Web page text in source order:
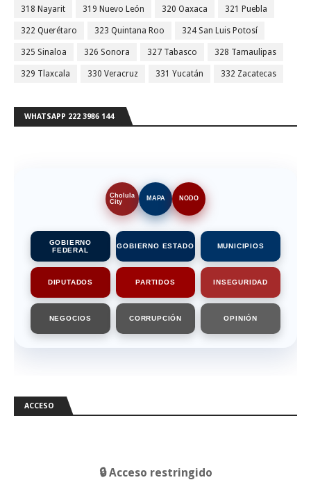
318 Nayarit 319 Nuevo León 320 Oaxaca 321 Puebla
322 Querétaro 323 Quintana Roo 324 San Luis Potosí
325 Sinaloa 326 Sonora 327 Tabasco 328 Tamaulipas
329 Tlaxcala 330 Veracruz 331 Yucatán 332 Zacatecas
WHATSAPP 222 3986 144
Cholula
City
MAPA NODO
GOBIERNO
FEDERAL
GOBIERNO ESTADO MUNICIPIOS
DIPUTADOS PARTIDOS INSEGURIDAD
NEGOCIOS CORRUPCIÓN OPINIÓN
ACCESO
🔒 Acceso restringido